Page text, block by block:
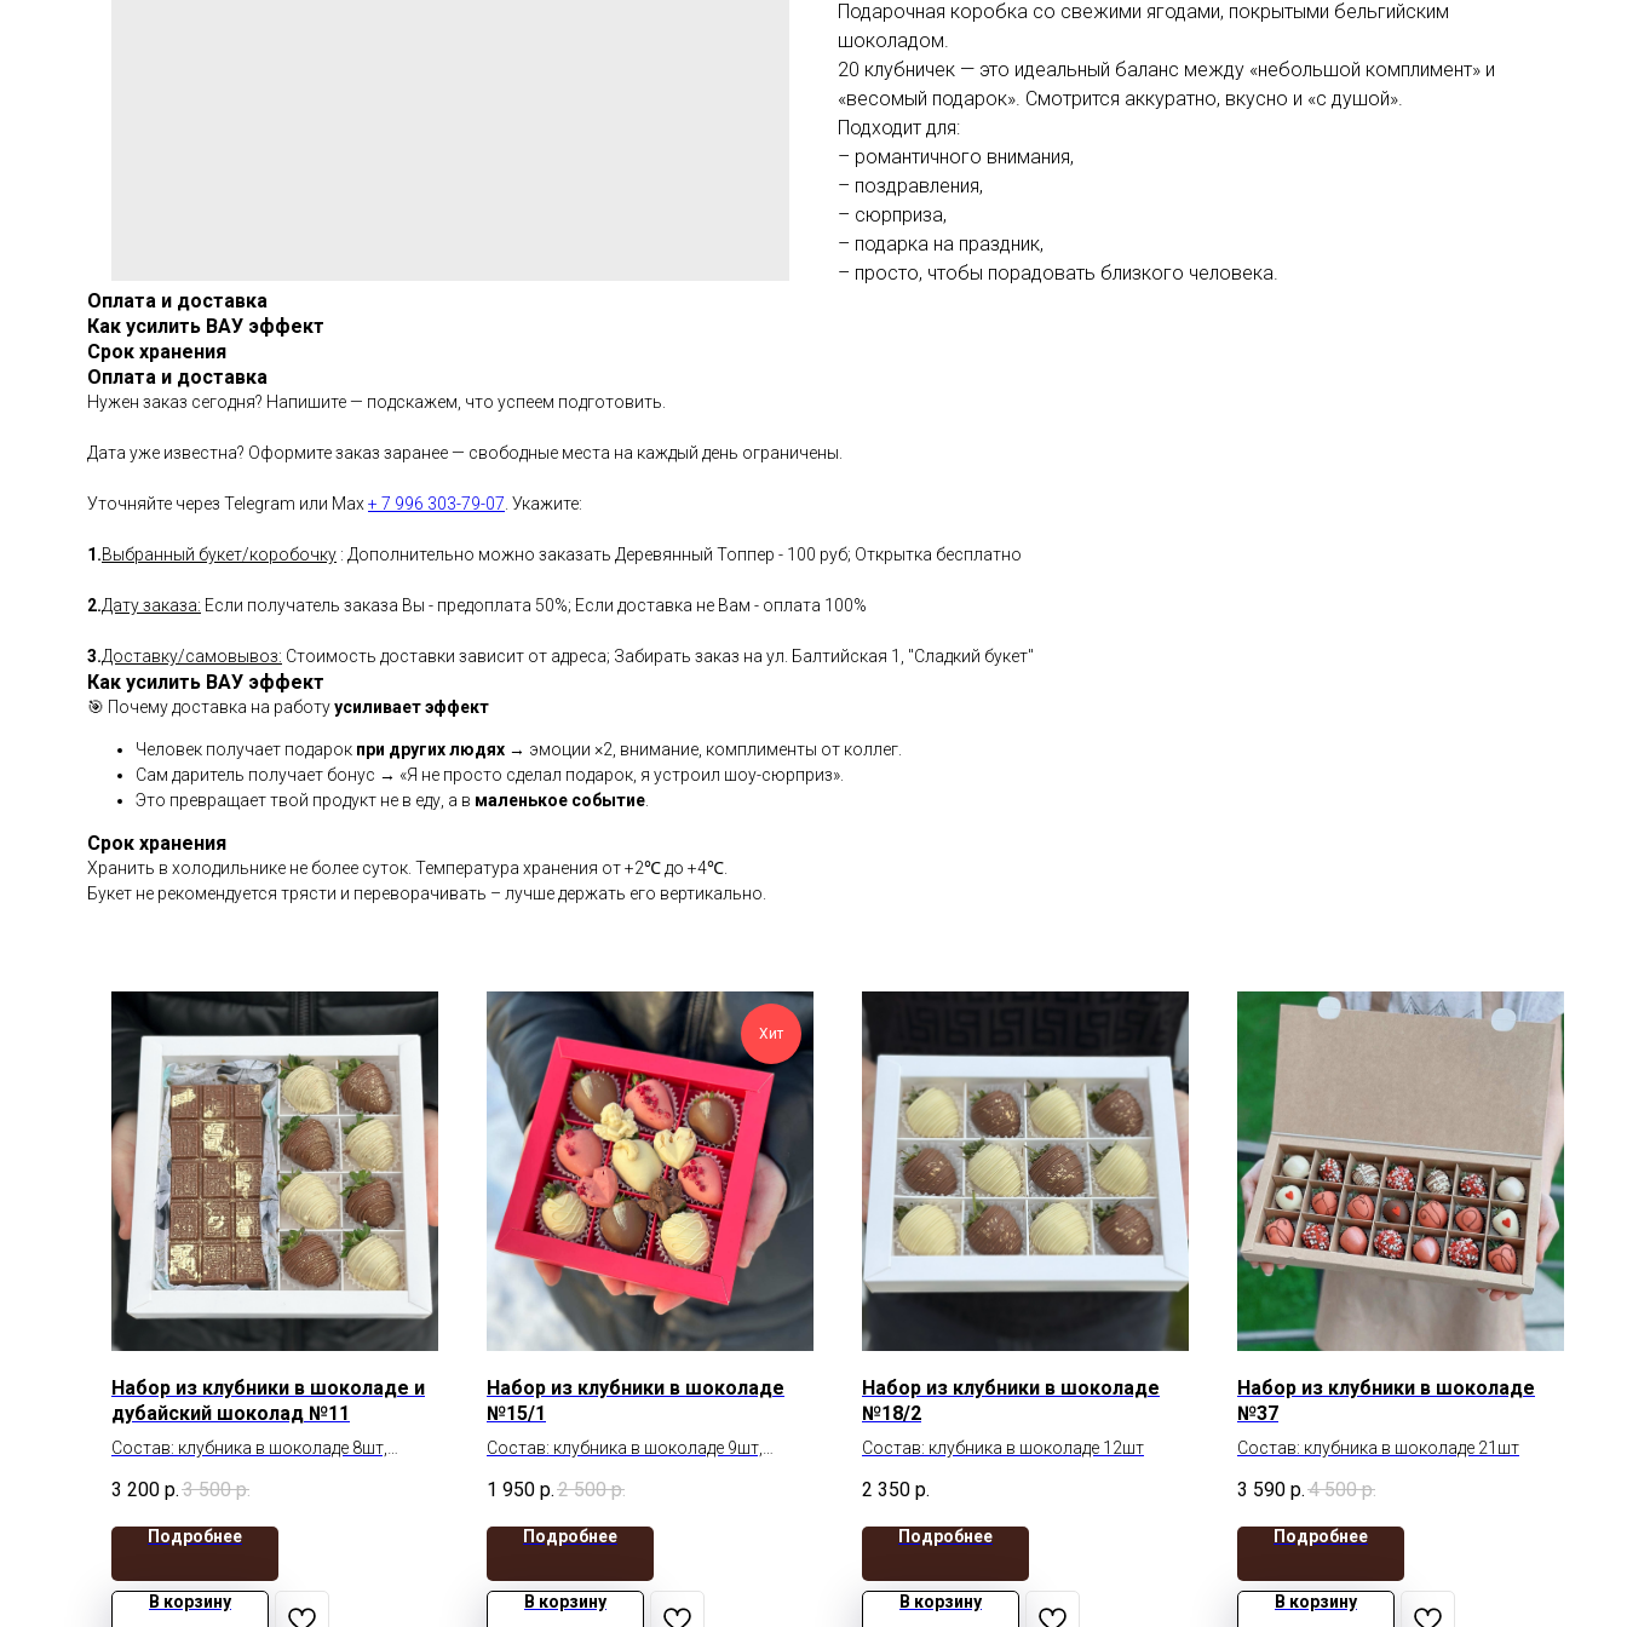
Подарочная коробка со свежими ягодами, покрытыми бельгийским
шоколадом.
20 клубничек — это идеальный баланс между «небольшой комплимент» и
«весомый подарок». Смотрится аккуратно, вкусно и «с душой».
Подходит для:
– романтичного внимания,
– поздравления,
– сюрприза,
– подарка на праздник,
– просто, чтобы порадовать близкого человека.
Оплата и доставка
Как усилить ВАУ эффект
Срок хранения
Оплата и доставка
Нужен заказ сегодня? Напишите — подскажем, что успеем подготовить.
Дата уже известна? Оформите заказ заранее — свободные места на каждый день ограничены.
Уточняйте через Telegram или Max+ 7 996 303-79-07. Укажите:
1.Выбранный букет/коробочку : Дополнительно можно заказать Деревянный Топпер - 100 руб; Открытка бесплатно
2.Дату заказа: Если получатель заказа Вы - предоплата 50%; Если доставка не Вам - оплата 100%
3.Доставку/самовывоз: Стоимость доставки зависит от адреса; Забирать заказ на ул. Балтийская 1, "Сладкий букет"
Как усилить ВАУ эффект
🎯 Почему доставка на работуусиливает эффект
Человек получает подарок при других людях → эмоции ×2, внимание, комплименты от коллег.
Сам даритель получает бонус → «Я не просто сделал подарок, я устроил шоу-сюрприз».
Это превращает твой продукт не в еду, а в маленькое событие.
Срок хранения
Хранить в холодильнике не более суток. Температура хранения от +2℃ до +4℃.
Букет не рекомендуется трясти и переворачивать – лучше держать его вертикально.
Набор из клубники в шоколаде и
дубайский шоколад №11
Состав: клубника в шоколаде 8шт,
3 200 р. 3 500 р.
Подробнее
В корзину
Хит
Набор из клубники в шоколаде
№15/1
Состав: клубника в шоколаде 9шт,
Крышка с вырезом сердце
1 950 р. 2 500 р.
Подробнее
В корзину
Набор из клубники в шоколаде
№18/2
Состав: клубника в шоколаде 12шт
2 350 р.
Подробнее
В корзину
Набор из клубники в шоколаде
№37
Состав: клубника в шоколаде 21шт
3 590 р. 4 500 р.
Подробнее
В корзину